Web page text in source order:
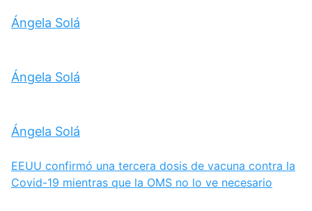
Ángela Solá
Ángela Solá
Ángela Solá
EEUU confirmó una tercera dosis de vacuna contra la
Covid-19 mientras que la OMS no lo ve necesario